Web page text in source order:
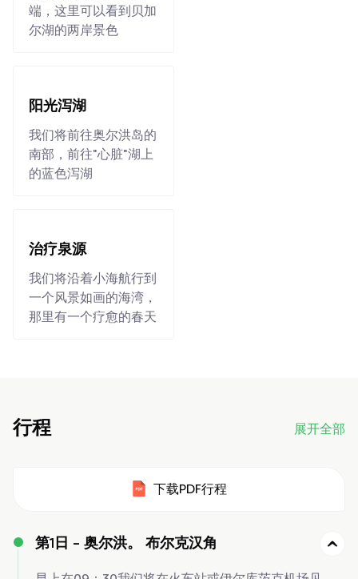
端，这里可以看到贝加
尔湖的两岸景色
阳光泻湖
我们将前往奥尔洪岛的
南部，前往"心脏"湖上
的蓝色泻湖
治疗泉源
我们将沿着小海航行到
一个风景如画的海湾，
那里有一个疗愈的春天
行程 展开全部
下载PDF行程
第1日 - 奥尔洪。 布尔克汉角